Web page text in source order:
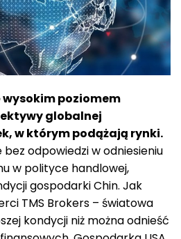
wysokim poziomem
globalnej
w którym podążają rynki.
odpowiedzi w odniesieniu
w polityce handlowej,
gospodarki Chin. Jak
TMS Brokers – światowa
kondycji niż można odnieść